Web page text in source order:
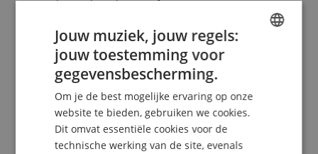
Ronde spoel van kunststof
Stevig stalen buisframe
Ergonomische draaggreep
Afmetingen totaal (H x B x D): ca. 36,5 x 28 x 8 cm
Trommel binnendiameter: 11 cm
Trommel breedte: ca. 10 cm
Gewicht: ca. 1,3 kg
Kleur: zwart
Jouw muziek, jouw regels:
jouw toestemming voor
gegevensbescherming.
Om je de best mogelijke ervaring op onze
website te bieden, gebruiken we cookies.
Dit omvat essentiële cookies voor de
technische werking van de site, evenals